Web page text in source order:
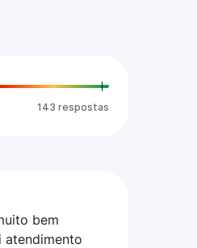
143 respostas
bem
atendimento